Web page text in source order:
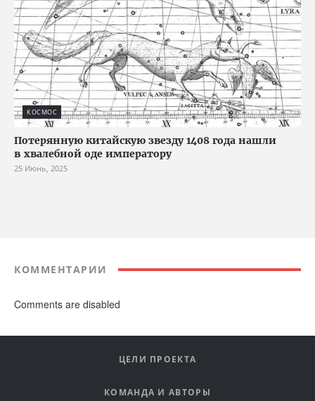
КОСМОС
Потерянную китайскую звезду 1408 года нашли
в хвалебной оде императору
25 Июнь, 2025
КОММЕНТАРИИ
Comments are disabled
ЦЕЛИ ПРОЕКТА
КОМАНДА И АВТОРЫ